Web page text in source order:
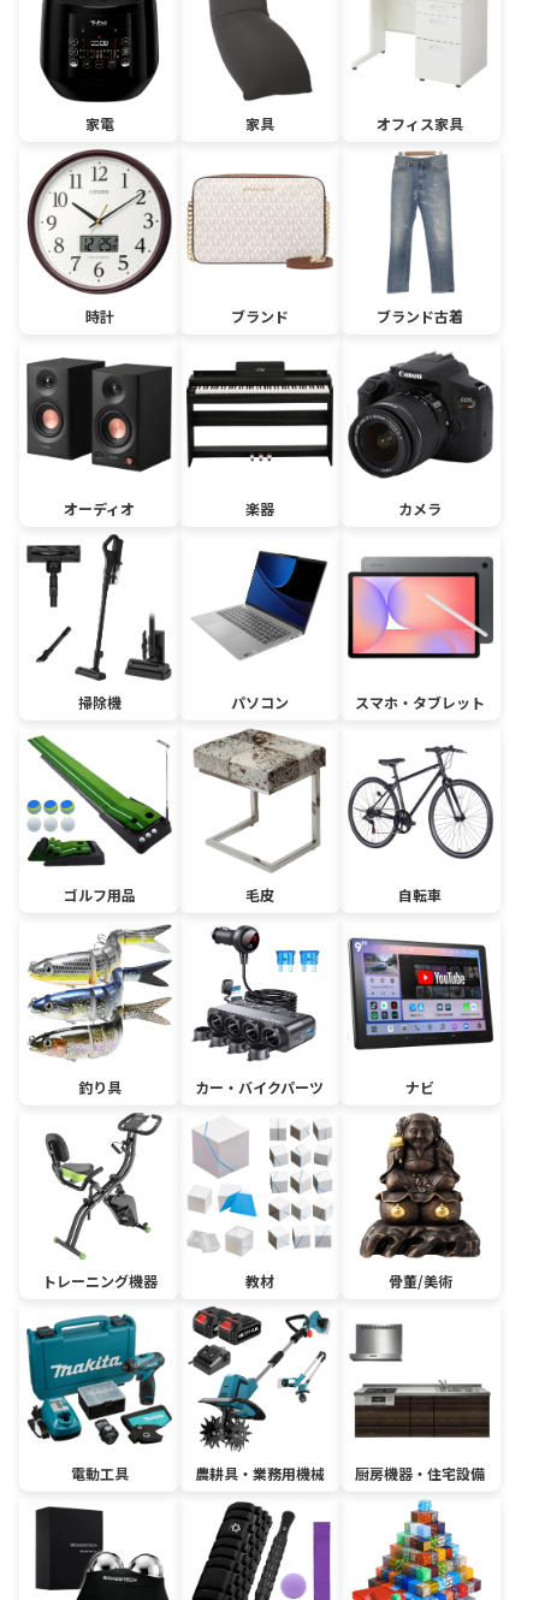
家電 家具 オフィス家具
時計 ブランド ブランド古着
オーディオ 楽器 カメラ
掃除機 パソコン スマホ・タブレット
ゴルフ用品 毛皮 自転車
釣り具 カー・バイクパーツ ナビ
トレーニング機器 教材 骨董/美術
電動工具 農耕具・業務用機械 厨房機器・住宅設備